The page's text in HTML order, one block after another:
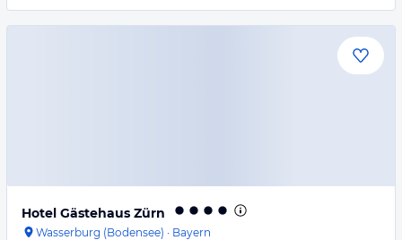
Hotel Gästehaus Zürn
Wasserburg (Bodensee) · Bayern